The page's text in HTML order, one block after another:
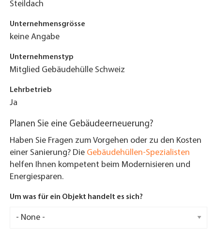
Steildach
Unternehmensgrösse
keine Angabe
Unternehmenstyp
Mitglied Gebäudehülle Schweiz
Lehrbetrieb
Ja
Planen Sie eine Gebäudeerneuerung?
Haben Sie Fragen zum Vorgehen oder zu den Kosten
einer Sanierung? Die Gebäudehüllen-Spezialisten
helfen Ihnen kompetent beim Modernisieren und
Energiesparen.
Um was für ein Objekt handelt es sich?